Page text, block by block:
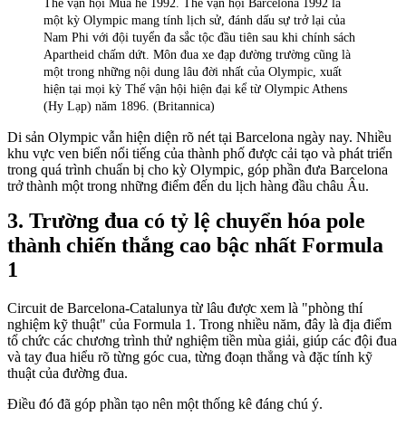
Thế vận hội Mùa hè 1992. Thế vận hội Barcelona 1992 là
một kỳ Olympic mang tính lịch sử, đánh dấu sự trở lại của
Nam Phi với đội tuyển đa sắc tộc đầu tiên sau khi chính sách
Apartheid chấm dứt. Môn đua xe đạp đường trường cũng là
một trong những nội dung lâu đời nhất của Olympic, xuất
hiện tại mọi kỳ Thế vận hội hiện đại kể từ Olympic Athens
(Hy Lạp) năm 1896. (Britannica)
Di sản Olympic vẫn hiện diện rõ nét tại Barcelona ngày nay. Nhiều
khu vực ven biển nổi tiếng của thành phố được cải tạo và phát triển
trong quá trình chuẩn bị cho kỳ Olympic, góp phần đưa Barcelona
trở thành một trong những điểm đến du lịch hàng đầu châu Âu.
Trường đua có tỷ lệ chuyển hóa pole
thành chiến thắng cao bậc nhất Formula
1
Circuit de Barcelona-Catalunya từ lâu được xem là "phòng thí
nghiệm kỹ thuật" của Formula 1. Trong nhiều năm, đây là địa điểm
tổ chức các chương trình thử nghiệm tiền mùa giải, giúp các đội đua
và tay đua hiểu rõ từng góc cua, từng đoạn thẳng và đặc tính kỹ
thuật của đường đua.
Điều đó đã góp phần tạo nên một thống kê đáng chú ý.